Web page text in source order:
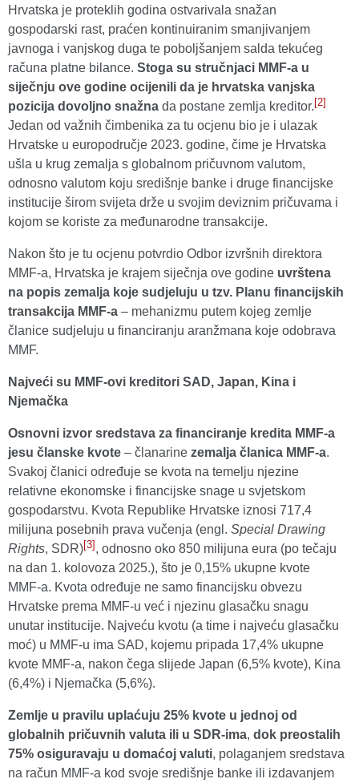
Hrvatska je proteklih godina ostvarivala snažan
gospodarski rast, praćen kontinuiranim smanjivanjem
javnoga i vanjskog duga te poboljšanjem salda tekućeg
računa platne bilance. Stoga su stručnjaci MMF-a u
siječnju ove godine ocijenili da je hrvatska vanjska
pozicija dovoljno snažna da postane zemlja kreditor.[2]
Jedan od važnih čimbenika za tu ocjenu bio je i ulazak
Hrvatske u europodručje 2023. godine, čime je Hrvatska
ušla u krug zemalja s globalnom pričuvnom valutom,
odnosno valutom koju središnje banke i druge financijske
institucije širom svijeta drže u svojim deviznim pričuvama i
kojom se koriste za međunarodne transakcije.
Nakon što je tu ocjenu potvrdio Odbor izvršnih direktora
MMF-a, Hrvatska je krajem siječnja ove godine uvrštena
na popis zemalja koje sudjeluju u tzv. Planu financijskih
transakcija MMF-a – mehanizmu putem kojeg zemlje
članice sudjeluju u financiranju aranžmana koje odobrava
MMF.
Najveći su MMF-ovi kreditori SAD, Japan, Kina i
Njemačka
Osnovni izvor sredstava za financiranje kredita MMF-a
jesu članske kvote – članarine zemalja članica MMF-a.
Svakoj članici određuje se kvota na temelju njezine
relativne ekonomske i financijske snage u svjetskom
gospodarstvu. Kvota Republike Hrvatske iznosi 717,4
milijuna posebnih prava vučenja (engl. Special Drawing
Rights, SDR)[3], odnosno oko 850 milijuna eura (po tečaju
na dan 1. kolovoza 2025.), što je 0,15% ukupne kvote
MMF-a. Kvota određuje ne samo financijsku obvezu
Hrvatske prema MMF-u već i njezinu glasačku snagu
unutar institucije. Najveću kvotu (a time i najveću glasačku
moć) u MMF-u ima SAD, kojemu pripada 17,4% ukupne
kvote MMF-a, nakon čega slijede Japan (6,5% kvote), Kina
(6,4%) i Njemačka (5,6%).
Zemlje u pravilu uplaćuju 25% kvote u jednoj od
globalnih pričuvnih valuta ili u SDR-ima, dok preostalih
75% osiguravaju u domaćoj valuti, polaganjem sredstava
na račun MMF-a kod svoje središnje banke ili izdavanjem